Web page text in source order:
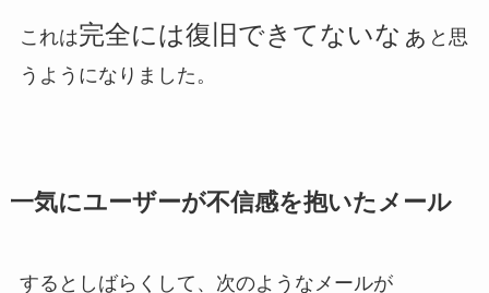
これは完全には復旧できてないなぁ と思
うようになりました。
一気にユーザーが不信感を抱いたメール
するとしばらくして、次のようなメールが